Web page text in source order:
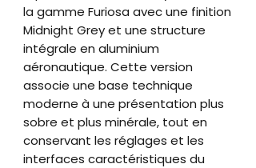
la gamme Furiosa avec une finition
Midnight Grey et une structure
intégrale en aluminium
aéronautique. Cette version
associe une base technique
moderne à une présentation plus
sobre et plus minérale, tout en
conservant les réglages et les
interfaces caractéristiques du